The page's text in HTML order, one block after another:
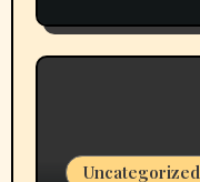
Uncategorized